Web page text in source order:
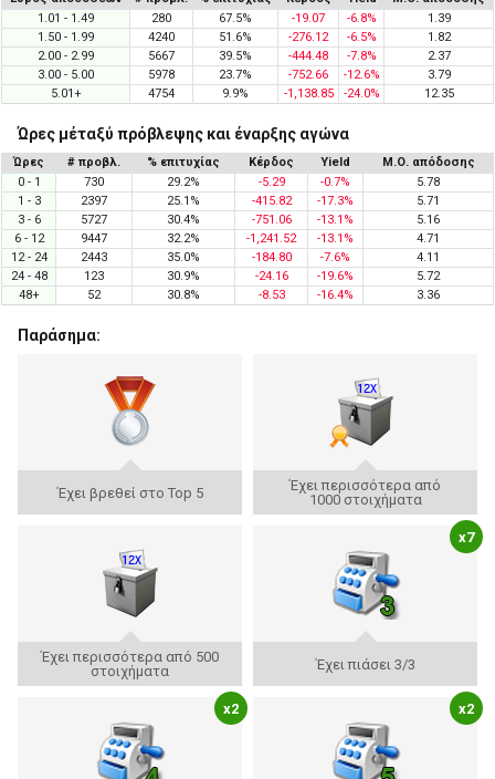
1.01 - 1.49
280 67.5% -19.07 -6.8%
1.39
1.50 - 1.99
4240 51.6% -276.12 -6.5%
1.82
2.00 - 2.99
5667 39.5% -444.48 -7.8%
2.37
3.00 - 5.00
5978 23.7% -752.66 -12.6%
3.79
5.01+
4754 9.9% -1,138.85 -24.0% 12.35
Ώρες μέταξύ πρόβλεψης και έναρξης αγώνα
Ώρες # προβλ. % επιτυχίας Κέρδος Yield
Μ.Ο. απόδοσης
0 - 1
730 29.2% -5.29 -0.7%
5.78
1 - 3
2397 25.1% -415.82 -17.3%
5.71
3 - 6
5727 30.4% -751.06 -13.1%
5.16
6 - 12
9447 32.2% -1,241.52 -13.1%
4.71
12 - 24
2443 35.0% -184.80 -7.6%
4.11
24 - 48
123 30.9% -24.16 -19.6%
5.72
48+
52 30.8% -8.53 -16.4% 3.36
Παράσημα:
Έχει βρεθεί στο Top 5
Έχει περισσότερα από
1000 στοιχήματα
Έχει περισσότερα από 500
στοιχήματα
x7
Έχει πιάσει 3/3
x2 x2